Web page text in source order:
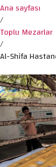
Ana sayfası
/
Toplu Mezarlar
/
Al-Shifa